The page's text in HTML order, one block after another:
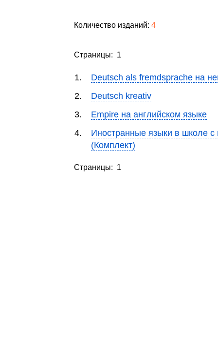
Количество изданий: 4
Страницы: 1
1.
Deutsch als fremdsprache на
2.
Deutsch kreativ
3.
Empire на английском языке
4.
Иностранные языки в школе
(Комплект)
Страницы: 1